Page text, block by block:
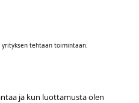
tehtaan toimintaan.
ja kun luottamusta olen